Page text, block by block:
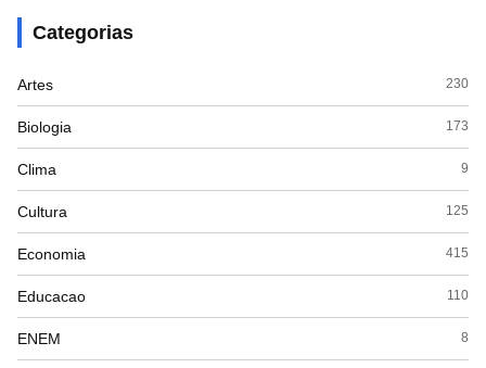
Categorias
Artes 230
Biologia 173
Clima 9
Cultura 125
Economia 415
Educacao 110
ENEM 8